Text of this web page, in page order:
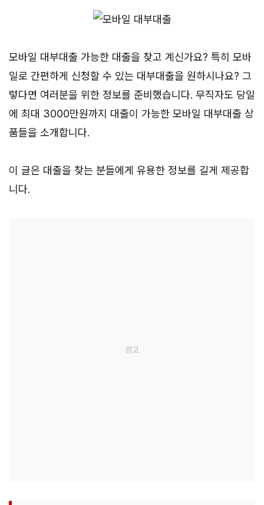
모바일 대부대출 가능한 대출을 찾고 계신가요? 특히 모바
일로 간편하게 신청할 수 있는 대부대출을 원하시나요? 그
렇다면 여러분을 위한 정보를 준비했습니다. 무직자도 당일
에 최대 3000만원까지 대출이 가능한 모바일 대부대출 상
품들을 소개합니다.
이 글은 대출을 찾는 분들에게 유용한 정보를 길게 제공합
니다.